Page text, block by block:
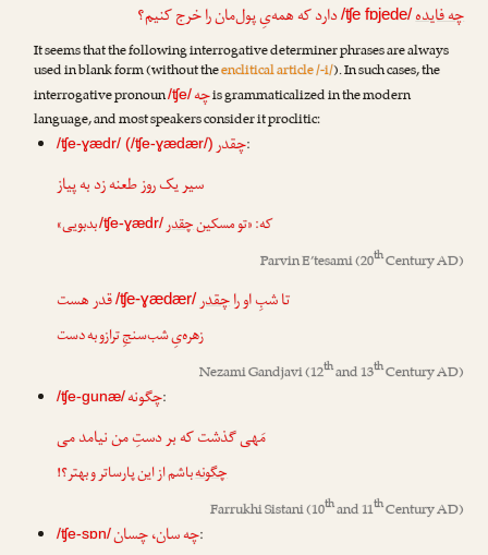
چه فایده /ʧe fɒjede/دارد که همه‌یِ پول‌مان را خرج کنیم؟
It seems that the following interrogative determiner phrases are always
used in blank form (without theenclitical article /-i/). In such cases, the
interrogative pronoun/ʧe/چهis grammaticalized in the modern
language, and most speakers consider it proclitic:
/ʧe-ɣædr/ (/ʧe-ɣædær/) چقدر:
سیر یک روز طعنه زد به پیاز
که: «تو مسکینچقدر/ʧe-ɣædr/بدبویی»
Parvin E’tesami(20thCentury AD)
تا شبِ او راچقدر/ʧe-ɣædær/قدر هست
زهره‌یِ شب‌سنجِ ترازو به دست
Nezami Gandjavi(12thand 13thCentury AD)
/ʧe-gunæ/چگونه:
مَهی گذشت که بر دستِ من نیامد می
چگونهباشم از این پارساتر و بهتر؟!
Farrukhi Sistani(10thand 11thCentury AD)
/ʧe-sɒn/چه سان، چسان: